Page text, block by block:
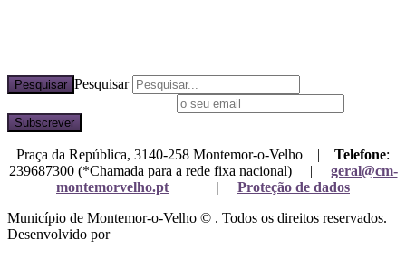
Pesquisar Pesquisar
Praça da República, 3140-258 Montemor-o-Velho | Telefone:
239687300 (*Chamada para a rede fixa nacional) | geral@cm-
montemorvelho.pt
| Proteção de dados
Município de Montemor-o-Velho © . Todos os direitos reservados.
Desenvolvido por